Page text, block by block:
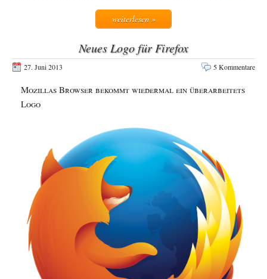
weiterlesen »
Neues Logo für Firefox
27. Juni 2013 5 Kommentare
Mozillas Browser bekommt wiedermal ein überarbeitets
Logo